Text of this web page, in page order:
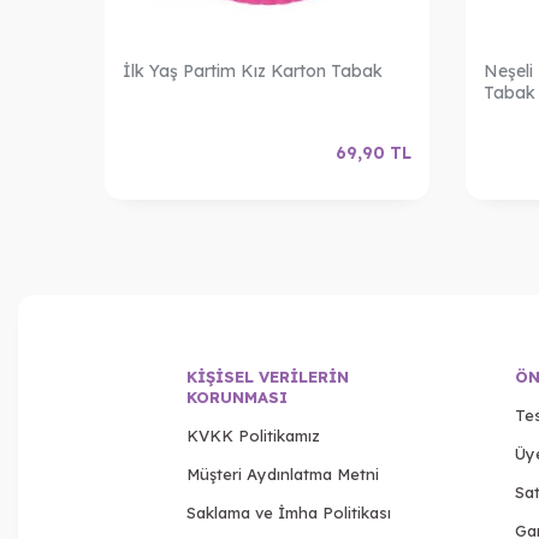
İlk Yaş Partim Kız Karton Tabak
69,90 TL
Tabak
KIŞISEL VERILERIN
KORUNMASI
KVKK Politikamız
Müşteri Aydınlatma Metni
Saklama ve İmha Politikası